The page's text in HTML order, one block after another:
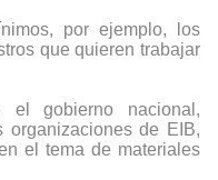
por ejemplo, los
que quieren trabajar
el gobierno nacional,
de EIB,
el tema de materiales